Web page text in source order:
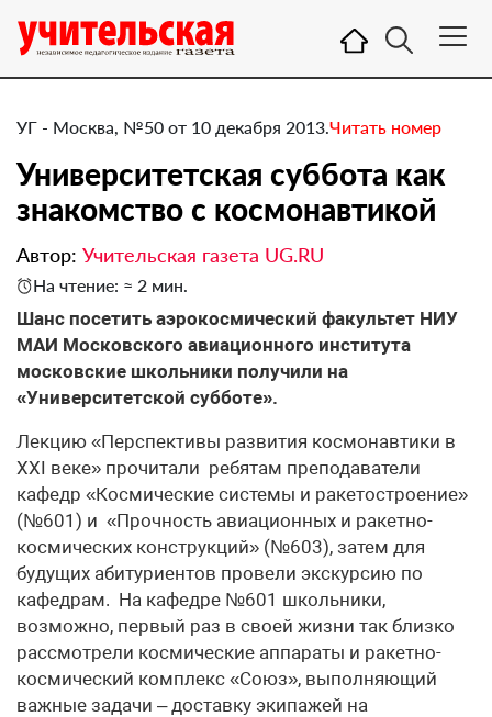
УГ - Москва, №50 от 10 декабря 2013.Читать номер
​Университетская суббота как
знакомство с космонавтикой
Автор: Учительская газета UG.RU
На чтение: ≈ 2 мин.
Шанс посетить аэрокосмический факультет НИУ
МАИ Московского авиационного института
московские школьники получили на
«Университетской субботе».
Лекцию «Перспективы развития космонавтики в
XXI веке» прочитали ребятам преподаватели
кафедр «Космические системы и ракетостроение»
(№601) и «Прочность авиационных и ракетно-
космических конструкций» (№603), затем для
будущих абитуриентов провели экскурсию по
кафедрам. На кафедре №601 школьники,
возможно, первый раз в своей жизни так близко
рассмотрели космические аппараты и ракетно-
космический комплекс «Союз», выполняющий
важные задачи – доставку экипажей на